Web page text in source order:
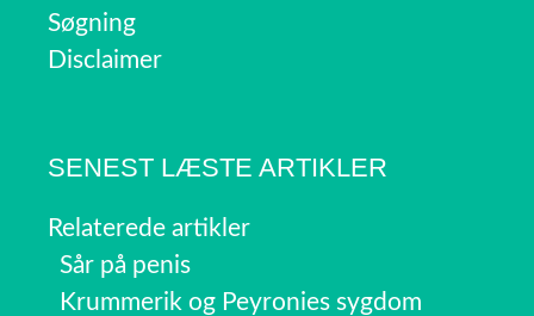
Søgning
Disclaimer
SENEST LÆSTE ARTIKLER
Relaterede artikler
Sår på penis
Krummerik og Peyronies sygdom